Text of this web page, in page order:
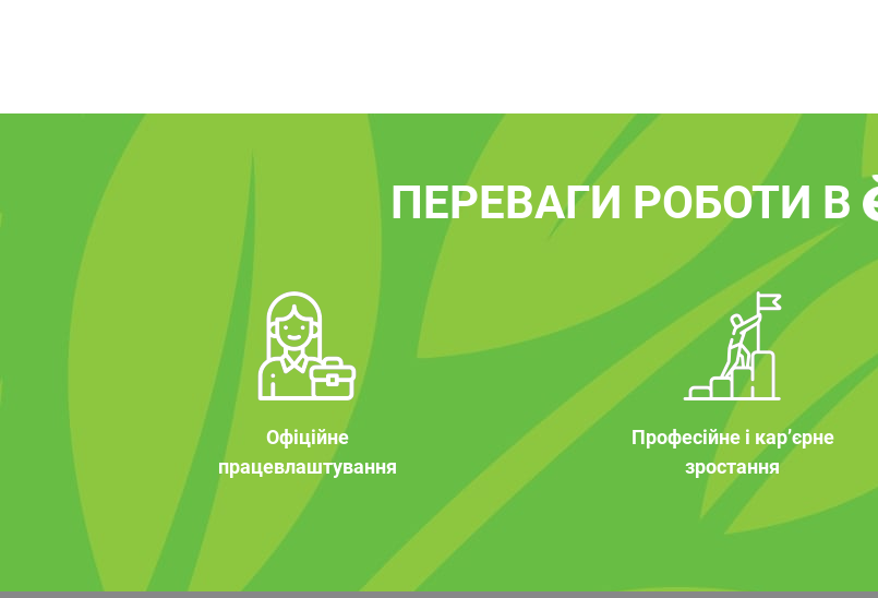
ПЕРЕВАГИ РОБОТИ В
Офіційне
працевлаштування
Професійне і кар’єрне
зростання